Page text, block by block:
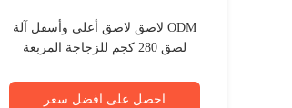
ODM لاصق لاصق أعلى وأسفل آلة
لصق 280 كجم للزجاجة المربعة
احصل على أفضل سعر